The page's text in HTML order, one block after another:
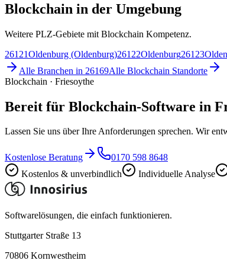
Blockchain in der Umgebung
Weitere PLZ-Gebiete mit Blockchain Kompetenz.
26121Oldenburg (Oldenburg)26122Oldenburg26123
Alle Branchen in 26169Alle Blockchain Standorte
Blockchain · Friesoythe
Bereit für Blockchain-Software in
Lassen Sie uns über Ihre Anforderungen sprechen. Wir
Kostenlose Beratung
0170 598 8648
Kostenlos & unverbindlich
Individuelle Analyse
Softwarelösungen, die einfach funktionieren.
Stuttgarter Straße 13
70806 Kornwestheim